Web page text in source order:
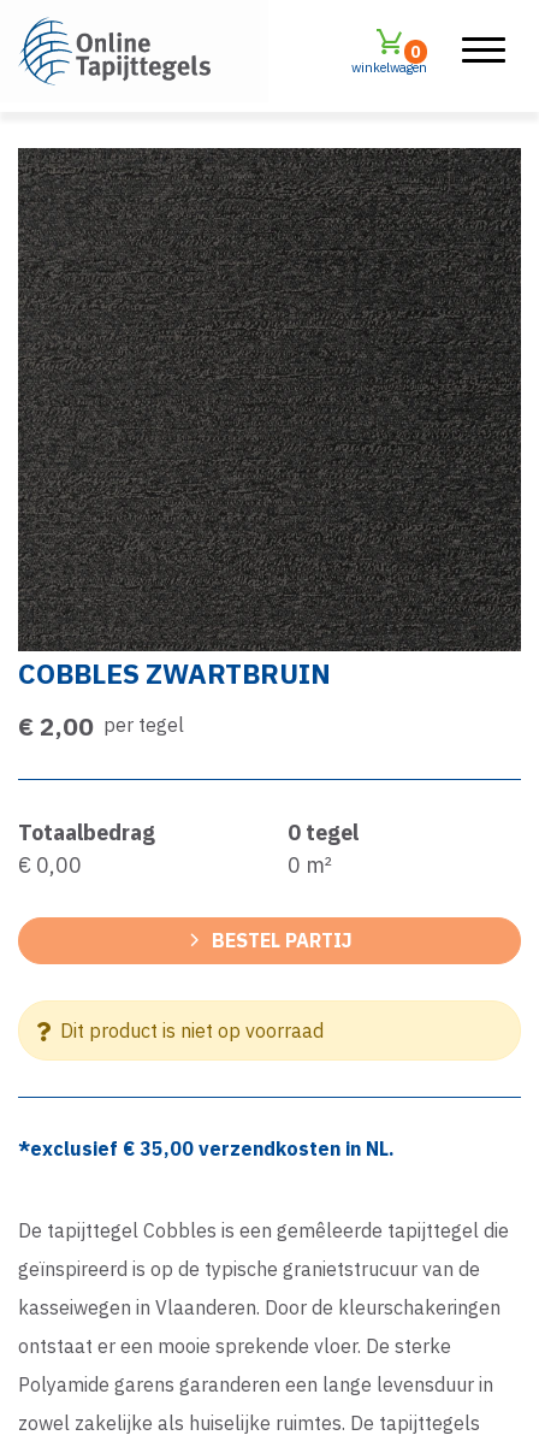
winkelwagen
0
COBBLES ZWARTBRUIN
€ 2,00 per tegel
Totaalbedrag
€ 0,00
0 tegel
0 m²
BESTEL PARTIJ
Dit product is niet op voorraad
*exclusief € 35,00 verzendkosten in NL.
De tapijttegel Cobbles is een gemêleerde tapijttegel die
geïnspireerd is op de typische granietstrucuur van de
kasseiwegen in Vlaanderen. Door de kleurschakeringen
ontstaat er een mooie sprekende vloer. De sterke
Polyamide garens garanderen een lange levensduur in
zowel zakelijke als huiselijke ruimtes. De tapijttegels